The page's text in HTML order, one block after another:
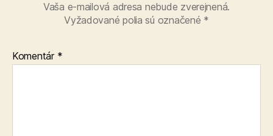
Vaša e-mailová adresa nebude zverejnená.
Vyžadované polia sú označené *
Komentár *